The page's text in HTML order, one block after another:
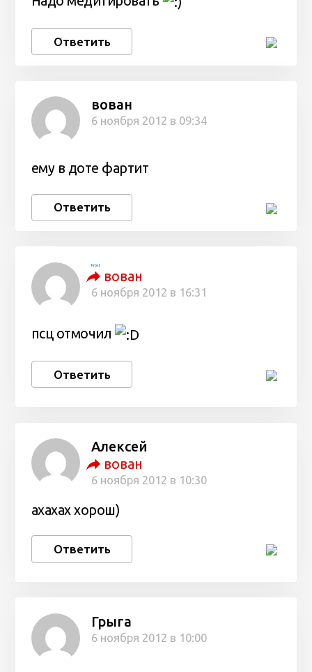
Ответить
вован
6 ноября 2012 в 09:34
ему в доте фартит
Ответить
Frost
вован
6 ноября 2012 в 16:31
псц отмочил
Ответить
Алексей
вован
6 ноября 2012 в 10:30
ахахах хорош)
Ответить
Грыга
6 ноября 2012 в 10:00